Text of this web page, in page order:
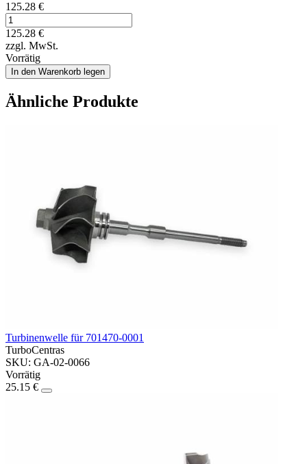
125.28 €
125.28 €
zzgl. MwSt.
Vorrätig
In den Warenkorb legen
Ähnliche Produkte
Turbinenwelle für 701470-0001
TurboCentras
SKU: GA-02-0066
Vorrätig
25.15 €